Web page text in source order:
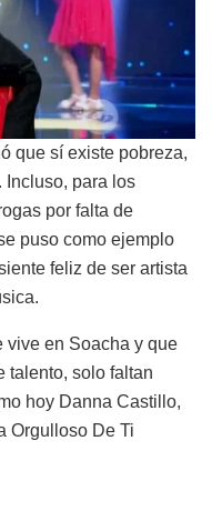
que sí existe pobreza,
Incluso, para los
por falta de
puso como ejemplo
feliz de ser artista
vive en Soacha y que
talento, solo faltan
hoy Danna Castillo,
Orgulloso De Ti